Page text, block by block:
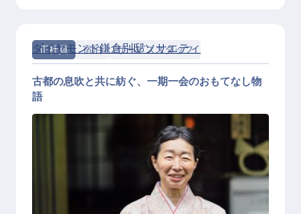
正社員 宿泊 サービススタッフ
ダイヤモンド鎌倉別邸ソサエティ
古都の息吹と共に紡ぐ、一期一会のおもてなし物
語